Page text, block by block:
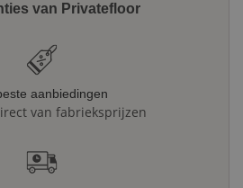
van Privatefloor
aanbiedingen
van fabrieksprijzen